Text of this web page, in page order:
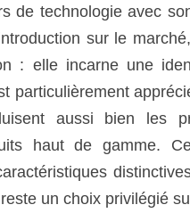
de technologie avec
sur le
: elle incarne une
particulièrement
aussi bien les
haut de gamme.
un choix privilégié